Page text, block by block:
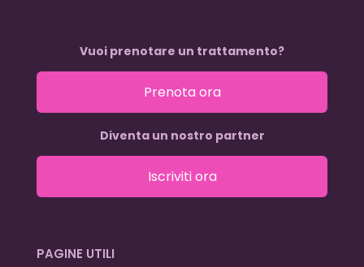
Vuoi prenotare un trattamento?
Prenota ora
Diventa un nostro partner
Iscriviti ora
PAGINE UTILI